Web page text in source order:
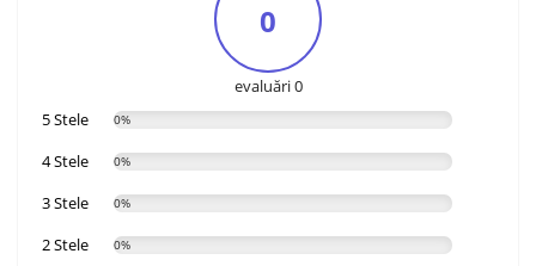
0
evaluări 0
5 Stele
0%
4 Stele 0%
3 Stele 0%
2 Stele 0%